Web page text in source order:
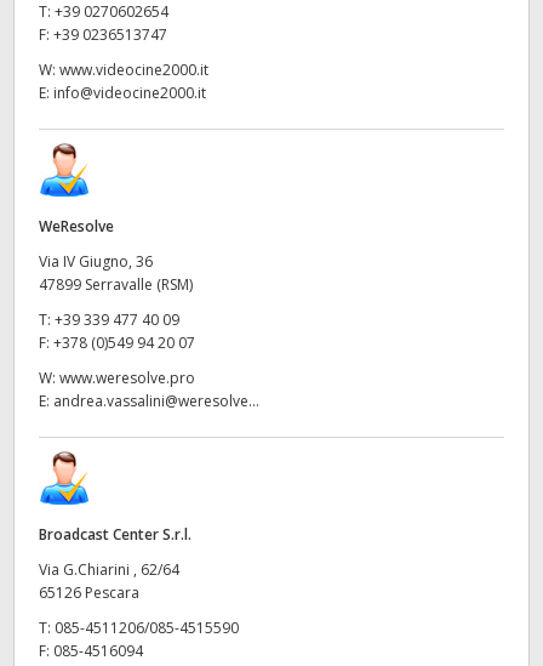
T: +39 0270602654
F: +39 0236513747
W: www.videocine2000.it
E: info@videocine2000.it
WeResolve
Via IV Giugno, 36
47899 Serravalle (RSM)
T: +39 339 477 40 09
F: +378 (0)549 94 20 07
W: www.weresolve.pro
E: andrea.vassalini@weresolve...
Broadcast Center S.r.l.
Via G.Chiarini , 62/64
65126 Pescara
T: 085-4511206/085-4515590
F: 085-4516094